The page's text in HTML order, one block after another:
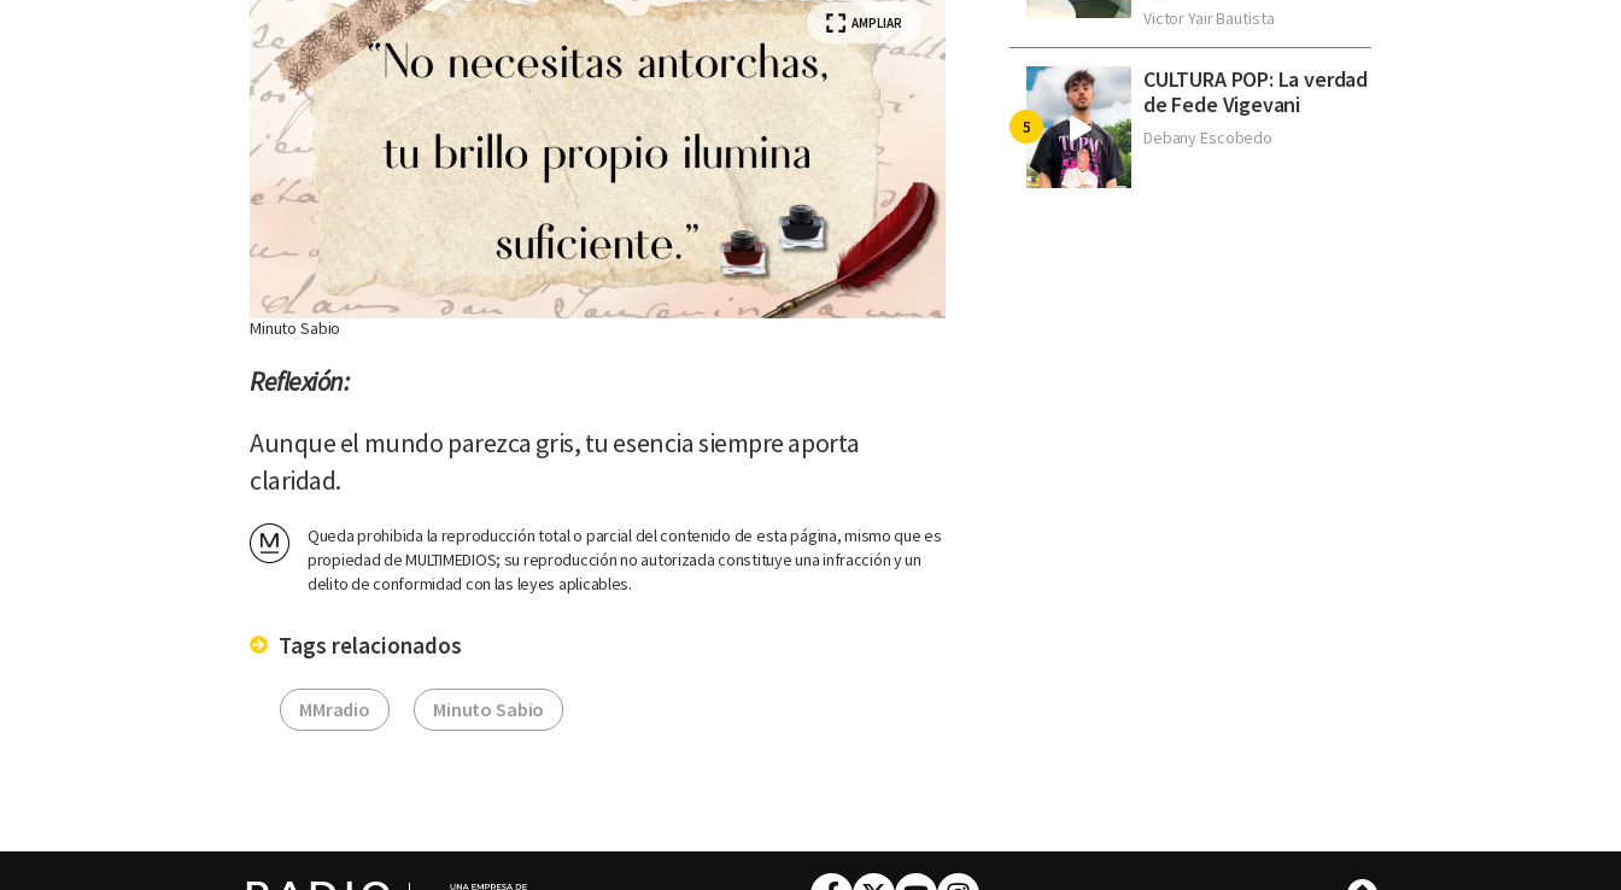
AMPLIAR
Minuto Sabio
Reflexión:
Aunque el mundo parezca gris, tu esencia siempre aporta
claridad.
Queda prohibida la reproducción total o parcial del contenido de esta página, mismo que es
propiedad de MULTIMEDIOS; su reproducción no autorizada constituye una infracción y un
delito de conformidad con las leyes aplicables.
Tags relacionados
MMradio Minuto Sabio
Victor Yair Bautista
CULTURA POP: La verdad
de Fede Vigevani
Debany Escobedo